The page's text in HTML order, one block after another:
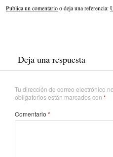
Publica un comentarioo deja una referencia:
Deja una respuesta
Tu dirección de correo electrónico
obligatorios están marcados con *
Comentario *